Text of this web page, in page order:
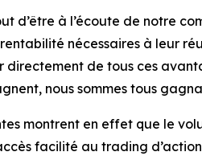
d’être à l’écoute de notre
nécessaires à leur
de tous ces
nous sommes tous
montrent en effet que le
facilité au trading